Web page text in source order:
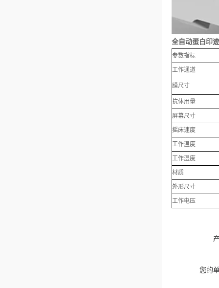
全自动蛋白印
参数指标
工作通道
膜尺寸
抗体用量
屏幕尺寸
摇床速度
工作温度
工作湿度
材质
外形尺寸
工作电压
您的